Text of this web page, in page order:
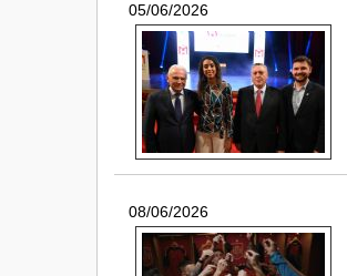
05/06/2026
08/06/2026